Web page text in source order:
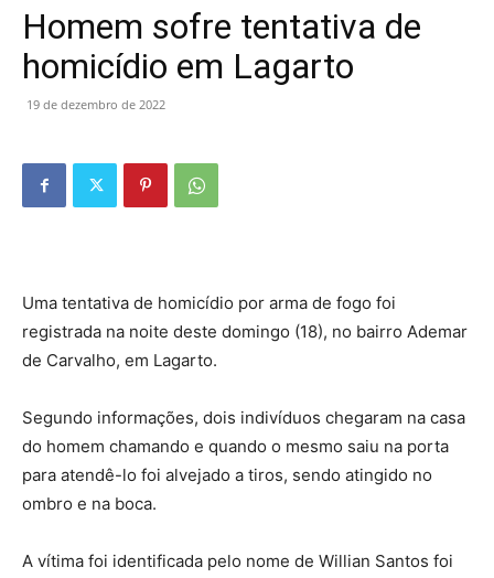
Homem sofre tentativa de
homicídio em Lagarto
19 de dezembro de 2022
Uma tentativa de homicídio por arma de fogo foi
registrada na noite deste domingo (18), no bairro Ademar
de Carvalho, em Lagarto.
Segundo informações, dois indivíduos chegaram na casa
do homem chamando e quando o mesmo saiu na porta
para atendê-lo foi alvejado a tiros, sendo atingido no
ombro e na boca.
A vítima foi identificada pelo nome de Willian Santos foi